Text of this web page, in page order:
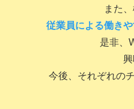
また
従業員による働き
是非、
今後、それぞれの